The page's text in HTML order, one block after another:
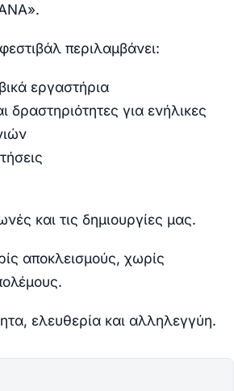
περιλαμβάνει:
εργαστήρια
δραστηριότητες για ενήλικες
και τις δημιουργίες μας.
αποκλεισμούς, χωρίς
ελευθερία και αλληλεγγύη.